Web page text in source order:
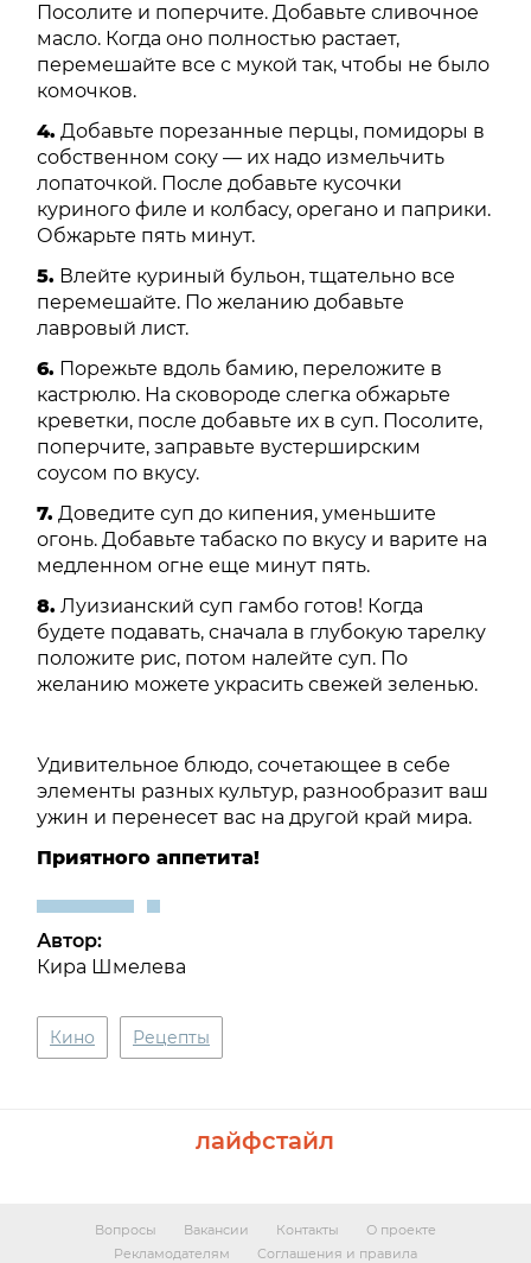
Посолите и поперчите. Добавьте сливочное
масло. Когда оно полностью растает,
перемешайте все с мукой так, чтобы не было
комочков.
4. Добавьте порезанные перцы, помидоры в
собственном соку — их надо измельчить
лопаточкой. После добавьте кусочки
куриного филе и колбасу, орегано и паприки.
Обжарьте пять минут.
5. Влейте куриный бульон, тщательно все
перемешайте. По желанию добавьте
лавровый лист.
6. Порежьте вдоль бамию, переложите в
кастрюлю. На сковороде слегка обжарьте
креветки, после добавьте их в суп. Посолите,
поперчите, заправьте вустерширским
соусом по вкусу.
7. Доведите суп до кипения, уменьшите
огонь. Добавьте табаско по вкусу и варите на
медленном огне еще минут пять.
8. Луизианский суп гамбо готов! Когда
будете подавать, сначала в глубокую тарелку
положите рис, потом налейте суп. По
желанию можете украсить свежей зеленью.
Удивительное блюдо, сочетающее в себе
элементы разных культур, разнообразит ваш
ужин и перенесет вас на другой край мира.
Приятного аппетита!
Автор:
Кира Шмелева
Кино Рецепты
лайфстайл
Вопросы Вакансии Контакты
О проекте
Рекламодателям
Соглашения и правила